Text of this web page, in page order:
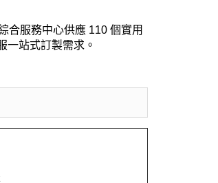
合服務中心供應 110 個實用
一站式訂製需求。